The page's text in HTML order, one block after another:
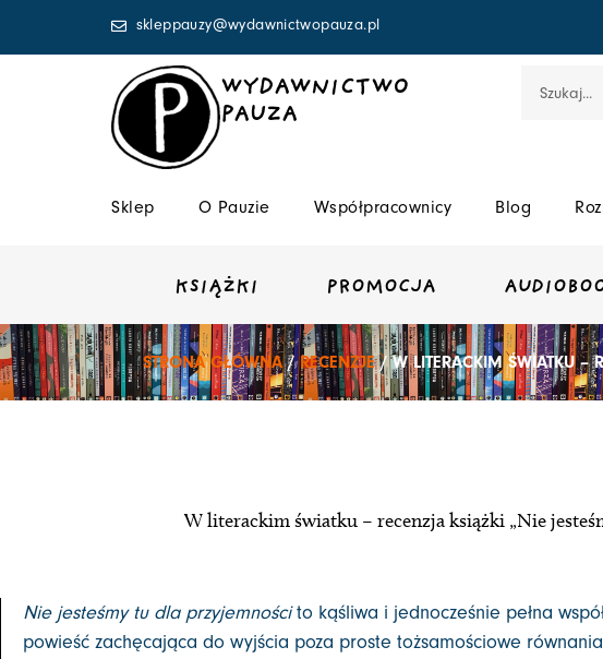
skleppauzy@wydawnictwopauza.pl
WYDAWNICTWO
PAUZA
Sklep O Pauzie Współpracownicy Blog
KSIĄŻKI PROMOCJA
STRONA GŁÓWNA/RECENZJE/ W LITERACKIM ŚWIATKU –
W literackim światku – recenzja książki „Nie
Nie jesteśmy tu dla przyjemnościto kąśliwa i jednocześnie pełna
powieść zachęcająca do wyjścia poza proste tożsamościowe równania